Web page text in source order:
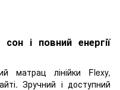
і повний енергії
матрац лінійки Flexy,
Зручний і доступний